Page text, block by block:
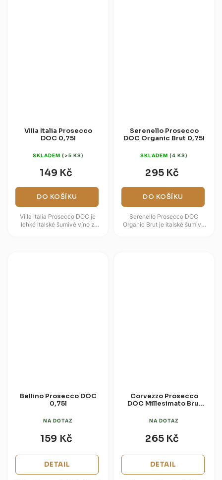
Villa Italia Prosecco
DOC 0,75l
SKLADEM (>5 KS)
149 Kč
DO KOŠÍKU
Villa Italia Prosecco DOC je
lehké italské šumivé víno z
Serenello Prosecco
DOC Organic Brut 0,75l
SKLADEM (4 KS)
295 Kč
DO KOŠÍKU
Serenello Prosecco DOC
Organic Brut je italské šumivé
Bellino Prosecco DOC
0,75l
NA DOTAZ
159 Kč
DETAIL
Corvezzo Prosecco
DOC Millesimato Brut
NA DOTAZ
265 Kč
DETAIL